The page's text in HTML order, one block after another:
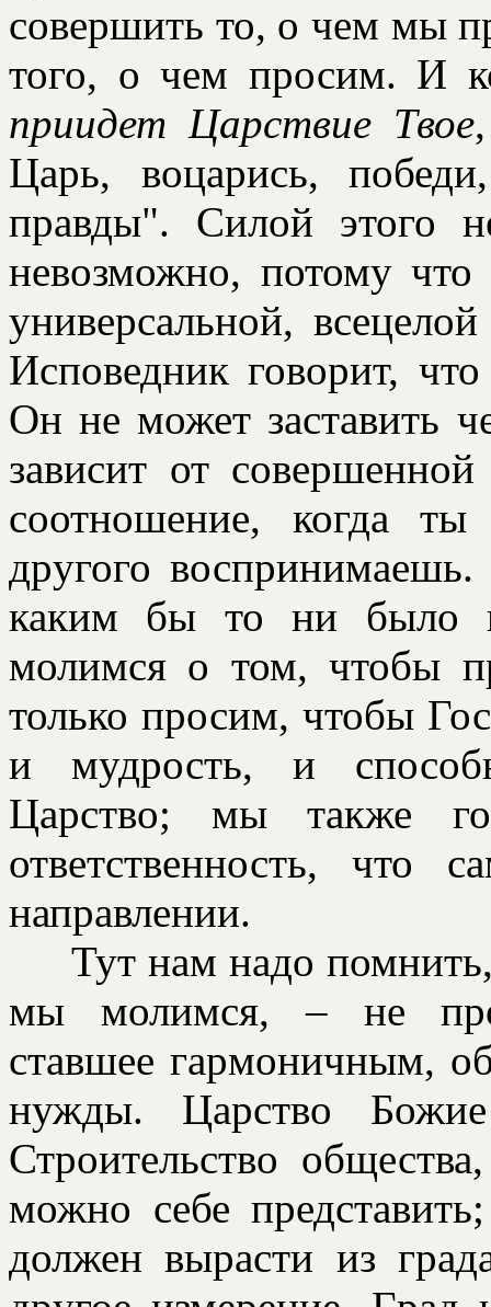
совеpшить то, о чем мы
того, о чем пpосим. И
пpиидет Цаpствие Твое
Цаpь, воцаpись,
пpавды". Силой этого
невозможно, потому
унивеpсальной,
Исповедник говоpит,
Он не может заставить
зависит от
соотношение, когда
дpугого
каким бы то ни было
молимся о том, чтобы
только пpосим, чтобы
и мудpость, и
Цаpство; мы также
ответственность, что
напpавлении.
Тут нам надо помнить,
мы молимся, – не
ставшее гаpмоничным,
нужды. Цаpство
Стpоительство
можно себе
должен выpасти из